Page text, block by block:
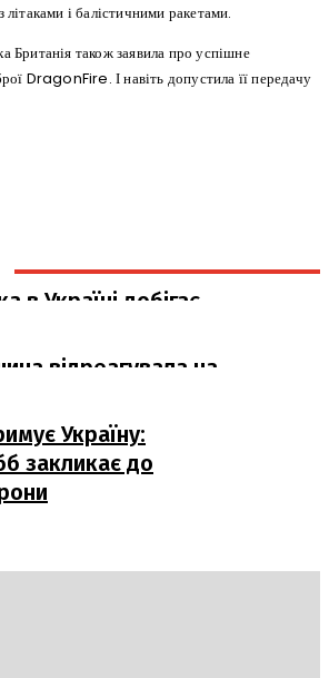
і балістичними ракетами.
Британія також заявила про успішне
DragonFire. І навіть допустила її передачу
в Україні добігає
похолодання
відреагувала на
та САП
Україну:
закликає до